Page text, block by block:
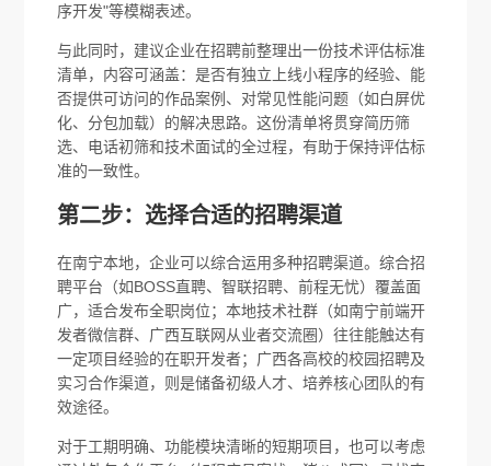
序开发"等模糊表述。
与此同时，建议企业在招聘前整理出一份技术评估标准
清单，内容可涵盖：是否有独立上线小程序的经验、能
否提供可访问的作品案例、对常见性能问题（如白屏优
化、分包加载）的解决思路。这份清单将贯穿简历筛
选、电话初筛和技术面试的全过程，有助于保持评估标
准的一致性。
第二步：选择合适的招聘渠道
在南宁本地，企业可以综合运用多种招聘渠道。综合招
聘平台（如BOSS直聘、智联招聘、前程无忧）覆盖面
广，适合发布全职岗位；本地技术社群（如南宁前端开
发者微信群、广西互联网从业者交流圈）往往能触达有
一定项目经验的在职开发者；广西各高校的校园招聘及
实习合作渠道，则是储备初级人才、培养核心团队的有
效途径。
对于工期明确、功能模块清晰的短期项目，也可以考虑